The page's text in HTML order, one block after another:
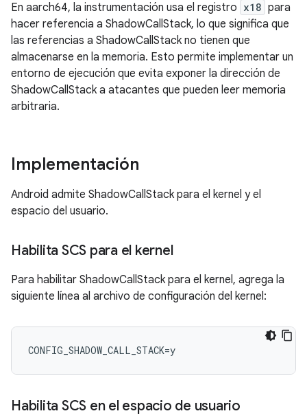
En aarch64, la instrumentación usa el registro x18 para
hacer referencia a ShadowCallStack, lo que significa que
las referencias a ShadowCallStack no tienen que
almacenarse en la memoria. Esto permite implementar un
entorno de ejecución que evita exponer la dirección de
ShadowCallStack a atacantes que pueden leer memoria
arbitraria.
Implementación
Android admite ShadowCallStack para el kernel y el
espacio del usuario.
Habilita SCS para el kernel
Para habilitar ShadowCallStack para el kernel, agrega la
siguiente línea al archivo de configuración del kernel:
CONFIG_SHADOW_CALL_STACK=y
Habilita SCS en el espacio de usuario